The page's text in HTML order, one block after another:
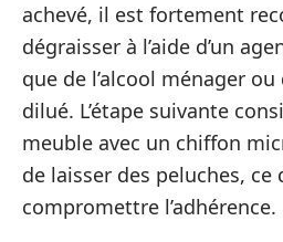
achevé, il est fortement
dégraisser à l’aide d’un
que de l’alcool ménager
dilué. L’étape suivante
meuble avec un chiffon
de laisser des peluches, ce
compromettre l’adhérence.